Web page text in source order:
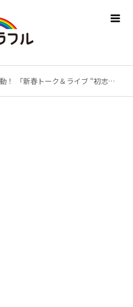
新春トーク＆ライブ “初志” 2022」を開催